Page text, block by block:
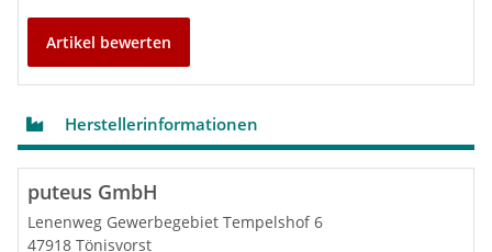
Artikel bewerten
Herstellerinformationen
puteus GmbH
Lenenweg Gewerbegebiet Tempelshof 6
47918 Tönisvorst